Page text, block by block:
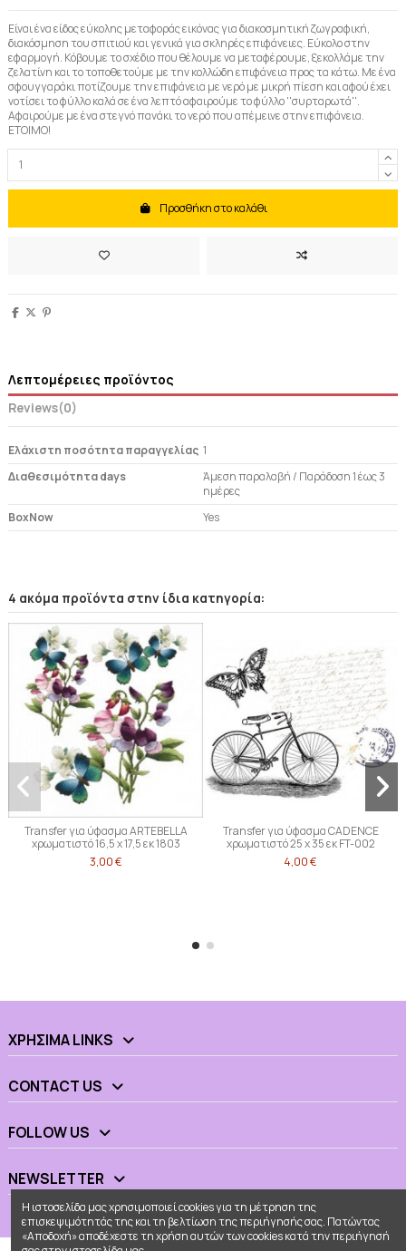
Είναι ένα είδος εύκολης μεταφοράς εικόνας για διακοσμητική ζωγραφική,
διακόσμηση του σπιτιού και γενικά για σκληρές επιφάνειες. Εύκολο στην
εφαρμογή. Κόβουμε το σχέδιο που θέλουμε να μεταφέρουμε, ξεκολλάμε την
ζελατίνη και το τοποθετούμε με την κολλώδη επιφάνεια προς τα κάτω. Με ένα
σφουγγαράκι ποτίζουμε την επιφάνεια με νερό με μικρή πίεση και αφού έχει
νοτίσει το φύλλο καλά σε ένα λεπτό αφαιρούμε το φύλλο ''συρταρωτά''.
Αφαιρούμε με ένα στεγνό πανάκι το νερό που απέμεινε στην επιφάνεια.
ΕΤΟΙΜΟ!
Προσθήκη στο καλάθι
Λεπτομέρειες προϊόντος
Reviews(0)
Ελάχιστη ποσότητα παραγγελίας 1
Διαθεσιμότητα days
Άμεση παραλαβή / Παράδoση 1 έως 3
ημέρες
BoxNow
Yes
4 ακόμα προϊόντα στην ίδια κατηγορία:
Transfer για ύφασμα ARTEBELLA
χρωματιστό 16,5 x 17,5 εκ 1803
3,00 €
Transfer για ύφασμα CADENCE
χρωματιστό 25 x 35 εκ FT-002
4,00 €
ΧΡΉΣΙΜΑ LINKS
CONTACT US
FOLLOW US
NEWSLETTER
Η ιστοσελίδα μας χρησιμοποιεί cookies για τη μέτρηση της
επισκεψιμότητάς της και τη βελτίωση της περιήγησής σας. Πατώντας
«Αποδοχή» αποδέχεστε τη χρήση αυτών των cookies κατά την περιήγησή